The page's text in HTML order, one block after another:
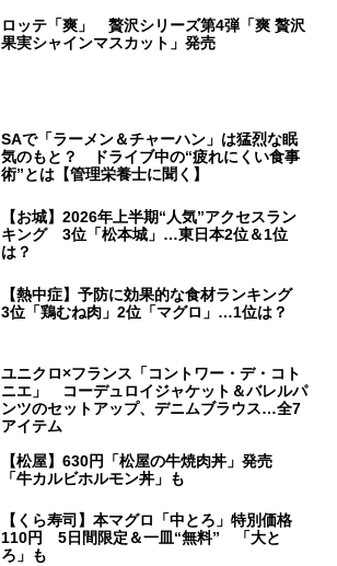
ロッテ「爽」 贅沢シリーズ第4弾「爽 贅沢
果実シャインマスカット」発売
SAで「ラーメン＆チャーハン」は猛烈な眠
気のもと？ ドライブ中の“疲れにくい食事
術”とは【管理栄養士に聞く】
【お城】2026年上半期“人気”アクセスラン
キング 3位「松本城」…東日本2位＆1位
は？
【熱中症】予防に効果的な食材ランキング
3位「鶏むね肉」2位「マグロ」…1位は？
ユニクロ×フランス「コントワー・デ・コト
ニエ」 コーデュロイジャケット＆バレルパ
ンツのセットアップ、デニムブラウス…全7
アイテム
【松屋】630円「松屋の牛焼肉丼」発売
「牛カルビホルモン丼」も
【くら寿司】本マグロ「中とろ」特別価格
110円 5日間限定＆一皿“無料” 「大と
ろ」も